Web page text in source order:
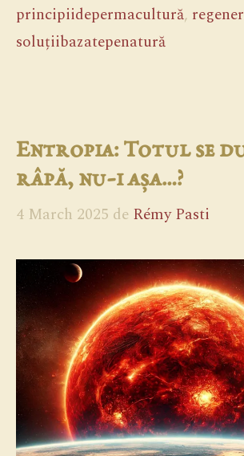
principiidepermacultură,
soluțiibazatepenatură
Entropia: Totul se
râpă, nu-i așa…?
4 March 2025 de Rémy Pasti